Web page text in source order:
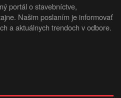
portál o stavebníctve,
Našim poslaním je informovať
a aktuálnych trendoch v odbore.